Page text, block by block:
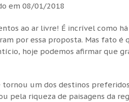
em 08/01/2018
ao ar livre! É incrível como
por essa proposta. Mas fato
hoje podemos afirmar que
um dos destinos
pela riqueza de paisagens da